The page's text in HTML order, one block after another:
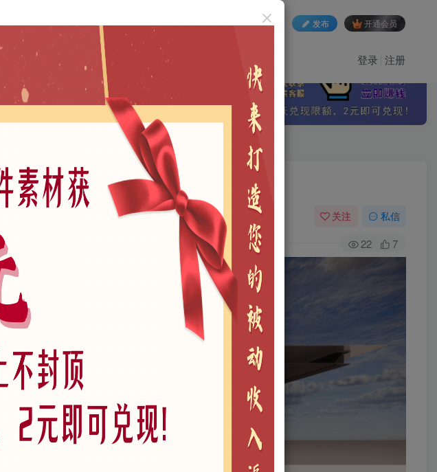
发布 开通会员
登录 注册
洲SU模型
关注 私信
22 7